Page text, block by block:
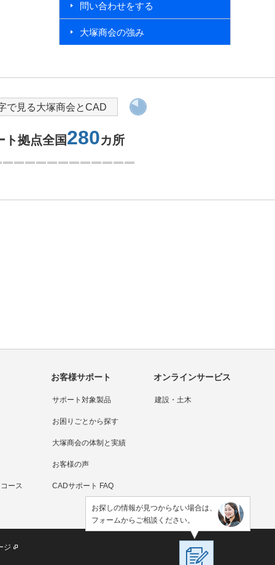
で見る大塚商会とCAD
ト拠点全国280カ所
問い合わせをする
大塚商会の強み
お探しの情報が見つからない場合は、
フォームからご相談ください。
ース
お客様サポート
サポート対象製品
お困りごとから探す
大塚商会の体制と実績
お客様の声
CADサポート FAQ
オンラインサービス
建設・土木
ジ